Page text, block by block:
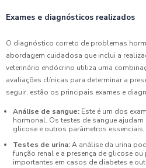
Exames e diagnósticos realizados
O diagnóstico correto de problemas
abordagem cuidadosa que inclui a
veterinário endócrino utiliza uma
avaliações clínicas para determinar a
seguir, estão os principais exames e
Análise de sangue: Este é um dos
hormonal. Os testes de sangue
glicose e outros parâmetros
Testes de urina:A análise da urina
função renal e a presença de glicose
importantes em casos de diabetes e